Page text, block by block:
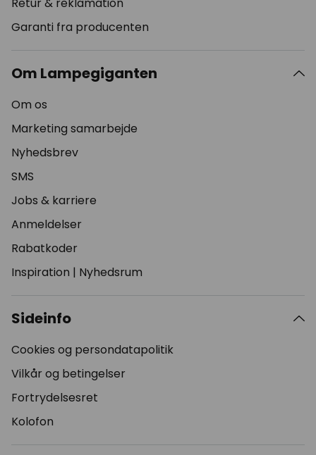
Garanti fra producenten
Om Lampegiganten
Om os
Marketing samarbejde
Nyhedsbrev
SMS
Jobs & karriere
Anmeldelser
Rabatkoder
Inspiration | Nyhedsrum
Sideinfo
Cookies og persondatapolitik
Vilkår og betingelser
Fortrydelsesret
Kolofon